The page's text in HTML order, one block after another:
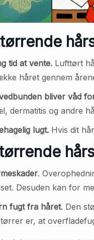
tid at vente. Lufttørt
håret gennem
bliver våd
dermatitis og andre
lugt. Hvis dit
.
Desuden kan for
fugt fra håret. Den
er, at